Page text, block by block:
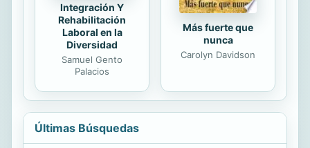
Integración Y
Rehabilitación
Laboral en la
Diversidad
Samuel Gento
Palacios
Más fuerte que
nunca
Carolyn Davidson
Últimas Búsquedas